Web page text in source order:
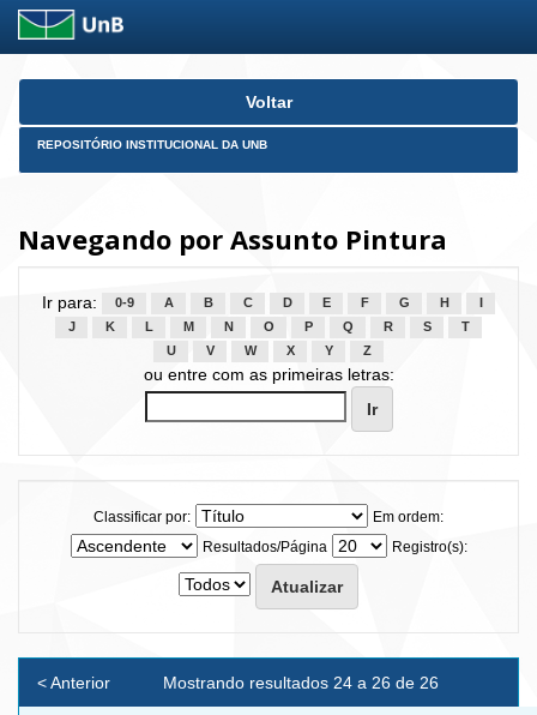
Skip
Voltar
REPOSITÓRIO INSTITUCIONAL DA UNB
Navegando por Assunto Pintura
Ir para: 0-9 A B C D E F G H
J
K L M N O P Q R S
T
U
V W X Y Z
ou entre com as primeiras letras:
Classificar por:
Em ordem:
Resultados/Página
Registro(s):
Mostrando resultados 24 a 26 de 26
< Anterior